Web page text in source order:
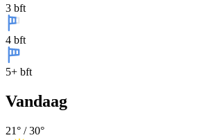
3 bft
4 bft
5+ bft
Vandaag
21° /30°